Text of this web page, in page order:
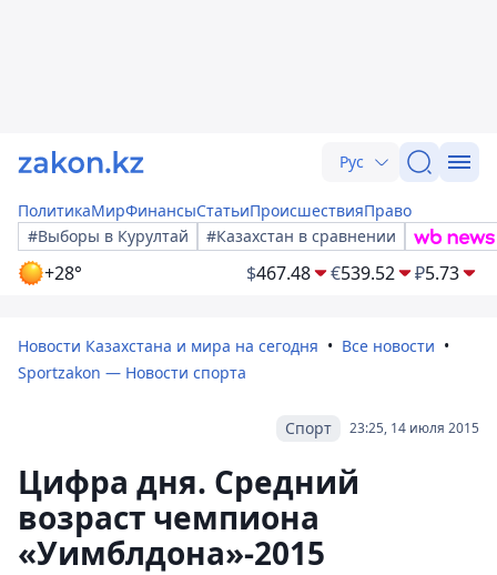
Рус
ПолитикаМирФинансыСтатьиПроисшествияПраво
#Выборы в Курултай
#Казахстан в сравнении
+28° $467.48 €539.52 ₽5.73
Новости Казахстана и мира на сегодня
Все новости
Sportzakon — Новости спорта
23:25, 14 июля 2015
Спорт
Цифра дня. Средний
возраст чемпиона
«Уимблдона»-2015